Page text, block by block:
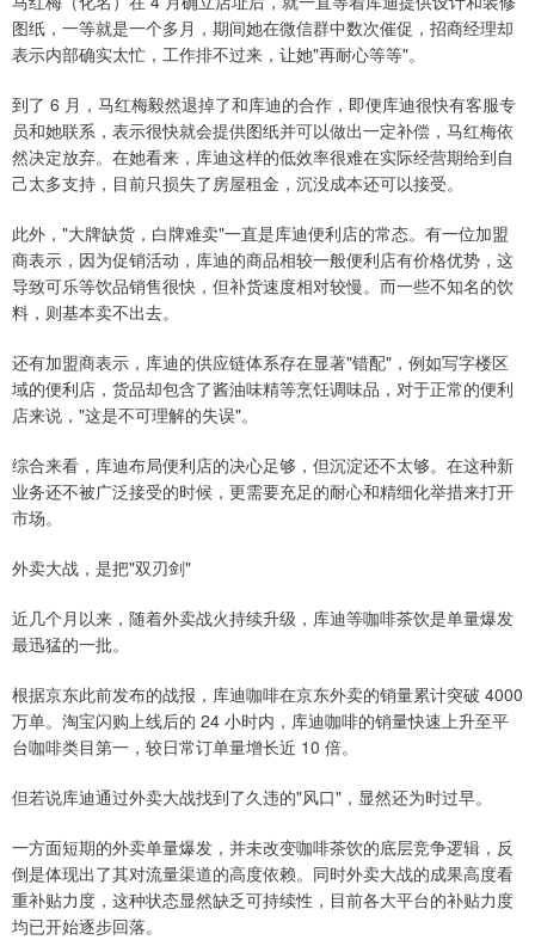
图纸，一等就是一个多月，期间她在微信群中数次催促，招商经理却
表示内部确实太忙，工作排不过来，让她"再耐心等等"。
到了 6 月，马红梅毅然退掉了和库迪的合作，即便库迪很快有客服专
员和她联系，表示很快就会提供图纸并可以做出一定补偿，马红梅依
然决定放弃。在她看来，库迪这样的低效率很难在实际经营期给到自
己太多支持，目前只损失了房屋租金，沉没成本还可以接受。
此外，"大牌缺货，白牌难卖"一直是库迪便利店的常态。有一位加盟
商表示，因为促销活动，库迪的商品相较一般便利店有价格优势，这
导致可乐等饮品销售很快，但补货速度相对较慢。而一些不知名的饮
料，则基本卖不出去。
还有加盟商表示，库迪的供应链体系存在显著"错配"，例如写字楼区
域的便利店，货品却包含了酱油味精等烹饪调味品，对于正常的便利
店来说，"这是不可理解的失误"。
综合来看，库迪布局便利店的决心足够，但沉淀还不太够。在这种新
业务还不被广泛接受的时候，更需要充足的耐心和精细化举措来打开
市场。
外卖大战，是把"双刃剑"
近几个月以来，随着外卖战火持续升级，库迪等咖啡茶饮是单量爆发
最迅猛的一批。
根据京东此前发布的战报，库迪咖啡在京东外卖的销量累计突破 4000
万单。淘宝闪购上线后的 24 小时内，库迪咖啡的销量快速上升至平
台咖啡类目第一，较日常订单量增长近 10 倍。
但若说库迪通过外卖大战找到了久违的"风口"，显然还为时过早。
一方面短期的外卖单量爆发，并未改变咖啡茶饮的底层竞争逻辑，反
倒是体现出了其对流量渠道的高度依赖。同时外卖大战的成果高度看
重补贴力度，这种状态显然缺乏可持续性，目前各大平台的补贴力度
均已开始逐步回落。